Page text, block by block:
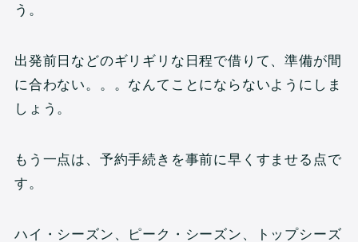
う。
出発前日などのギリギリな日程で借りて、準備が間
に合わない。。。なんてことにならないようにしま
しょう。
もう一点は、予約手続きを事前に早くすませる点で
す。
ハイ・シーズン、ピーク・シーズン、トップシーズ